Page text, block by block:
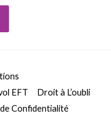
EFT
Droit à L’oubli
Confidentialité